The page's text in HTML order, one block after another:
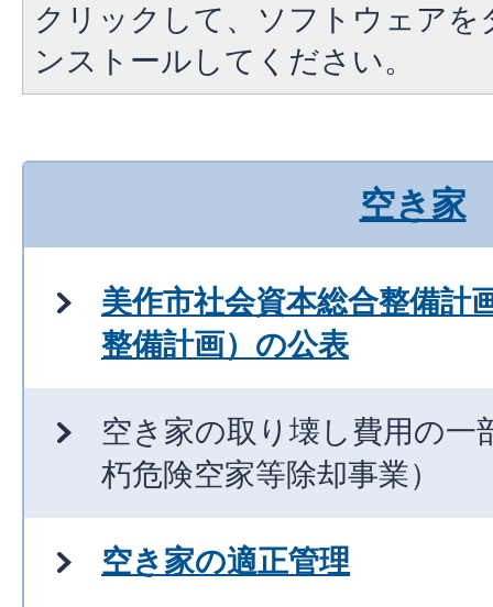
クリックして、ソフトウェア
ンストールしてください。
空き家
美作市社会資本総合整備計
整備計画）の公表
空き家の取り壊し費用の一
朽危険空家等除却事業）
空き家の適正管理